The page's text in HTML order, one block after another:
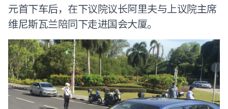
元首下车后，在下议院议长阿里夫与上议院主席
维尼斯瓦兰陪同下走进国会大厦。